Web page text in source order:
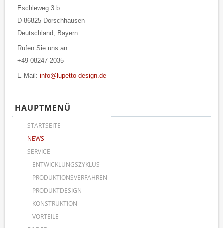
Eschleweg 3 b
D-86825 Dorschhausen
Deutschland, Bayern
Rufen Sie uns an:
+49 08247-2035
E-Mail: info@lupetto-design.de
HAUPTMENÜ
STARTSEITE
NEWS
SERVICE
ENTWICKLUNGSZYKLUS
PRODUKTIONSVERFAHREN
PRODUKTDESIGN
KONSTRUKTION
VORTEILE